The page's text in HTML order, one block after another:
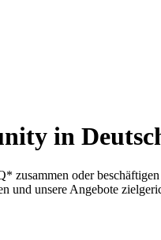
in
oder
unsere Angebote